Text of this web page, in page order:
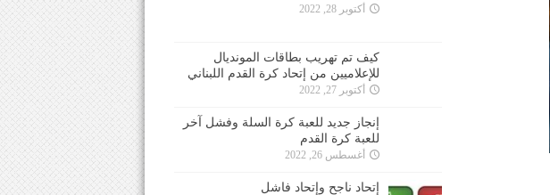
أكتوبر 28, 2022
كيف تم تهريب بطاقات المونديال
للإعلاميين من إتحاد كرة القدم اللبناني
أكتوبر 27, 2022
إنجاز جديد للعبة كرة السلة وفشل آخر
للعبة كرة القدم
أغسطس 26, 2022
إتحاد ناجح وإتحاد فاشل